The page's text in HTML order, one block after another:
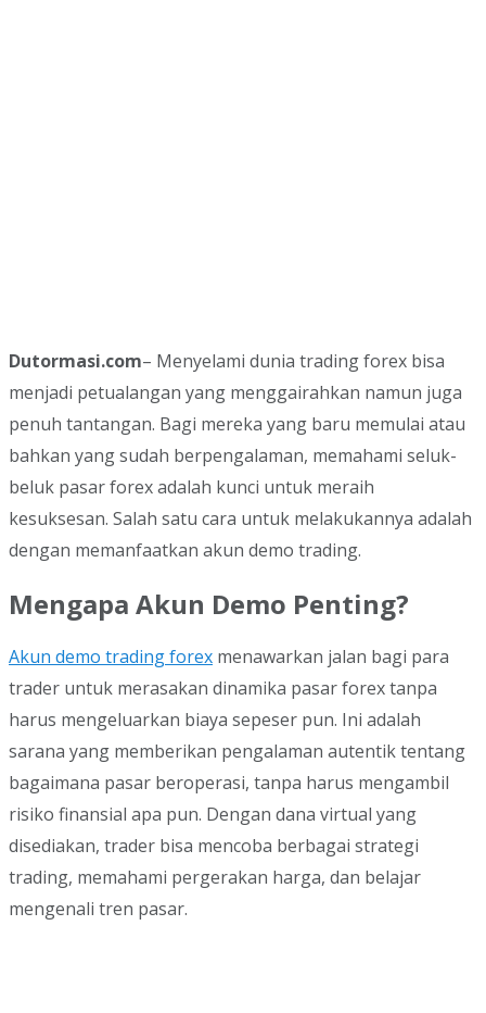
Dutormasi.com– Menyelami dunia trading forex bisa
menjadi petualangan yang menggairahkan namun juga
penuh tantangan. Bagi mereka yang baru memulai atau
bahkan yang sudah berpengalaman, memahami seluk-
beluk pasar forex adalah kunci untuk meraih
kesuksesan. Salah satu cara untuk melakukannya adalah
dengan memanfaatkan akun demo trading.
Mengapa Akun Demo Penting?
Akun demo trading forex menawarkan jalan bagi para
trader untuk merasakan dinamika pasar forex tanpa
harus mengeluarkan biaya sepeser pun. Ini adalah
sarana yang memberikan pengalaman autentik tentang
bagaimana pasar beroperasi, tanpa harus mengambil
risiko finansial apa pun. Dengan dana virtual yang
disediakan, trader bisa mencoba berbagai strategi
trading, memahami pergerakan harga, dan belajar
mengenali tren pasar.